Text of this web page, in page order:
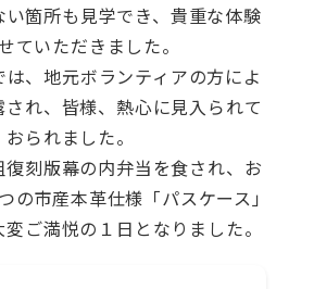
箇所も見学でき、貴重な体験
ていただきました。
は、地元ボランティアの方によ
され、皆様、熱心に見入られて
おられました。
刻版幕の内弁当を食され、お
の市産本革仕様「パスケース」
ご満悦の１日となりました。